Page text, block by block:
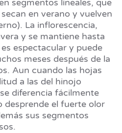
segmentos lineales, que
en verano y vuelven
La inflorescencia,
y se mantiene hasta
espectacular y puede
meses después de la
Aun cuando las hojas
a las del hinojo
diferencia fácilmente
desprende el fuerte olor
sus segmentos